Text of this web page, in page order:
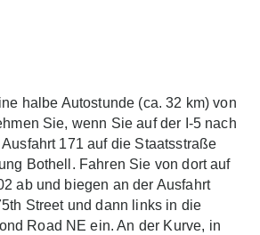
halbe Autostunde (ca. 32 km) von
Sie, wenn Sie auf der I‑5 nach
171 auf die Staatsstraße
Bothell. Fahren Sie von dort auf
ab und biegen an der Ausfahrt
Street und dann links in die
Road NE ein. An der Kurve, in